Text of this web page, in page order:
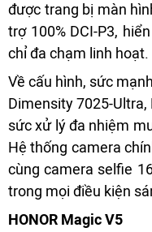
được trang bị màn
trợ 100% DCI-P3,
chỉ đa chạm linh hoạt.
Về cấu hình, sức
Dimensity 7025-Ultra,
sức xử lý đa nhiệm
Hệ thống camera
cùng camera selfie
trong mọi điều kiện
HONOR Magic V5